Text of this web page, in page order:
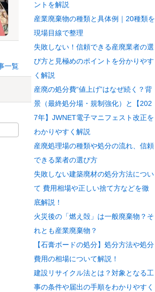
一覧
ントを解説
産業廃棄物の種類と具体例｜20種類を
現場目線で整理
失敗しない！信頼できる産廃業者の選
び方と見極めのポイントを分かりやす
く解説
産廃の処分費“値上げ”はなぜ続く？背
景（最終処分場・規制強化）と【202
7年】JWNET電子マニフェスト改正を
わかりやすく解説
産廃処理場の種類や処分の流れ、信頼
できる業者の選び方
失敗しない建築廃材の処分方法につい
て 費用相場や正しい捨て方などを徹
底解説！
火災後の「燃え殻」は一般廃棄物？そ
れとも産業廃棄物？
【石膏ボードの処分】処分方法や処分
費用の相場について解説！
建設リサイクル法とは？対象となる工
事の条件や届出の手順をわかりやすく